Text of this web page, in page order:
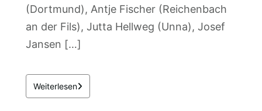
(Dortmund), Antje Fischer (Reichenbach
an der Fils), Jutta Hellweg (Unna), Josef
Jansen […]
Weiterlesen